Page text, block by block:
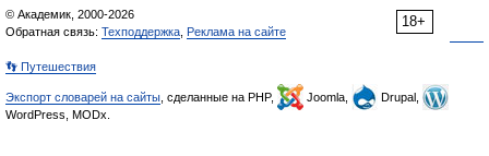
18+
© Академик, 2000-2026
Обратная связь: Техподдержка Реклама на сайте
👣 Путешествия
Экспорт словарей на сайты , сделанные на PHP, Joomla,
Drupal,
WordPress, MODx.